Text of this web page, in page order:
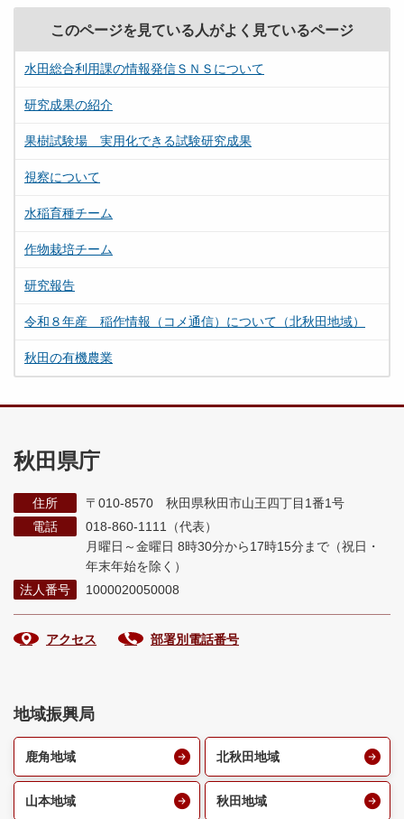
このページを見ている人がよく見ているページ
水田総合利用課の情報発信ＳＮＳについて
研究成果の紹介
果樹試験場 実用化できる試験研究成果
視察について
水稲育種チーム
作物栽培チーム
研究報告
令和８年産 稲作情報（コメ通信）について（北秋田地域）
秋田の有機農業
秋田県庁
住所
〒010-8570 秋田県秋田市山王四丁目1番1号
電話
018-860-1111（代表）
月曜日～金曜日 8時30分から17時15分まで （祝日・
年末年始を除く）
法人番号
1000020050008
アクセス 部署別電話番号
地域振興局
鹿角地域 北秋田地域
山本地域 秋田地域